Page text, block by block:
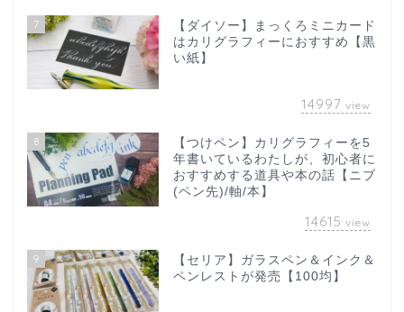
7
【ダイソー】まっくろミニカード
はカリグラフィーにおすすめ【黒
い紙】
14997 view
8
【つけペン】カリグラフィーを5
年書いているわたしが、初心者に
おすすめする道具や本の話【ニブ
(ペン先)/軸/本】
14615 view
9
【セリア】ガラスペン＆インク＆
ペンレストが発売【100均】